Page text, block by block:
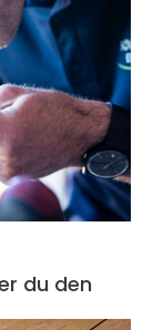
du den